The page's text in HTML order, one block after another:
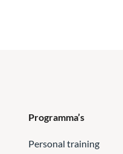
Programma’s
Personal training